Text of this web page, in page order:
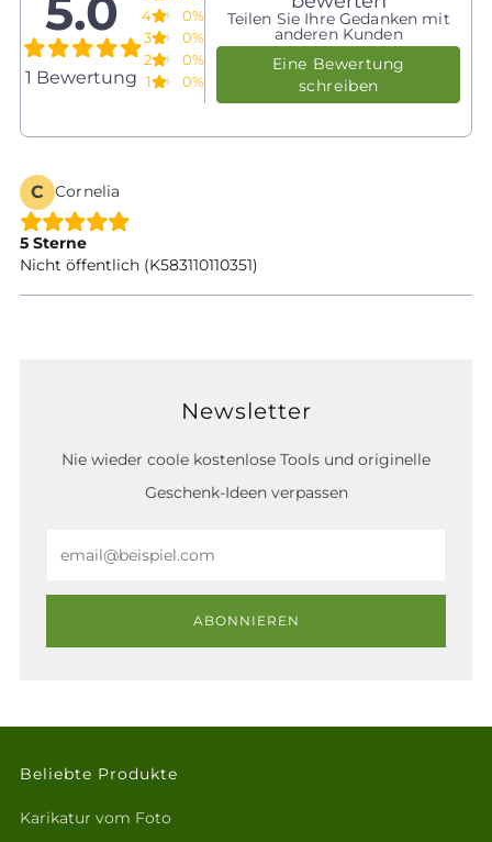
5.0
1 Bewertung
4
0%
3
0%
2
0%
1
0%
Teilen Sie Ihre Gedanken mit
anderen Kunden
Eine Bewertung
schreiben
C Cornelia
5 Sterne
Nicht öffentlich (K583110110351)
Newsletter
Nie wieder coole kostenlose Tools und originelle
Geschenk-Ideen verpassen
ABONNIEREN
Beliebte Produkte
Karikatur vom Foto